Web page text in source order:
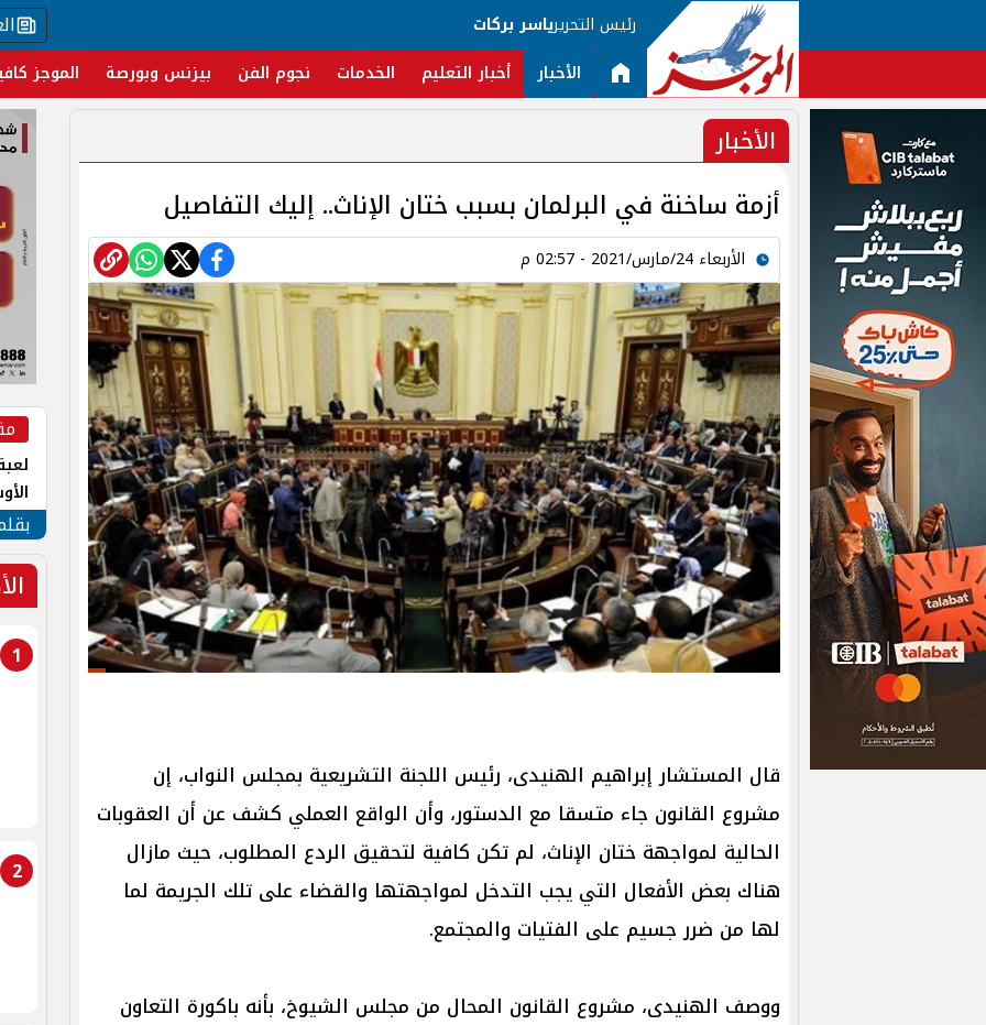
رئيس التحريرياسر بركات
الأخبار أخبار التعليم الخدمات نجوم الفن بيزنس وبورصة الموجز
الأخبار
أزمة ساخنة في البرلمان بسبب ختان الإناث.. إليك التفاصيل
الأربعاء 24/مارس/2021 - 02:57 م
قال المستشار إبراهيم الهنيدى، رئيس اللجنة التشريعية بمجلس النواب، إن
مشروع القانون جاء متسقا مع الدستور، وأن الواقع العملي كشف عن أن العقوبات
الحالية لمواجهة ختان الإناث، لم تكن كافية لتحقيق الردع المطلوب، حيث مازال
هناك بعض الأفعال التي يجب التدخل لمواجهتها والقضاء على تلك الجريمة لما
لها من ضرر جسيم على الفتيات والمجتمع.
ووصف الهنيدى، مشروع القانون المحال من مجلس الشيوخ، بأنه باكورة التعاون
1
2